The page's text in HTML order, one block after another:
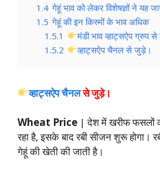
1.4 गेहूं भाव को लेकर विशेषज्ञों ने यह
1.5 गेहूं की इन किस्मों के भाव अधिक
1.5.1
मंडी भाव व्हाट्सऐप ग्रुप
1.5.2
व्हाट्सऐप चैनल से जुड़े।
व्हाट्सऐप चैनलसे जुड़े।
Wheat Price | देश में खरीफ फसलों
रहा है, इसके बाद रबी सीजन शुरू होगा।
गेहूं की खेती की जाती है।